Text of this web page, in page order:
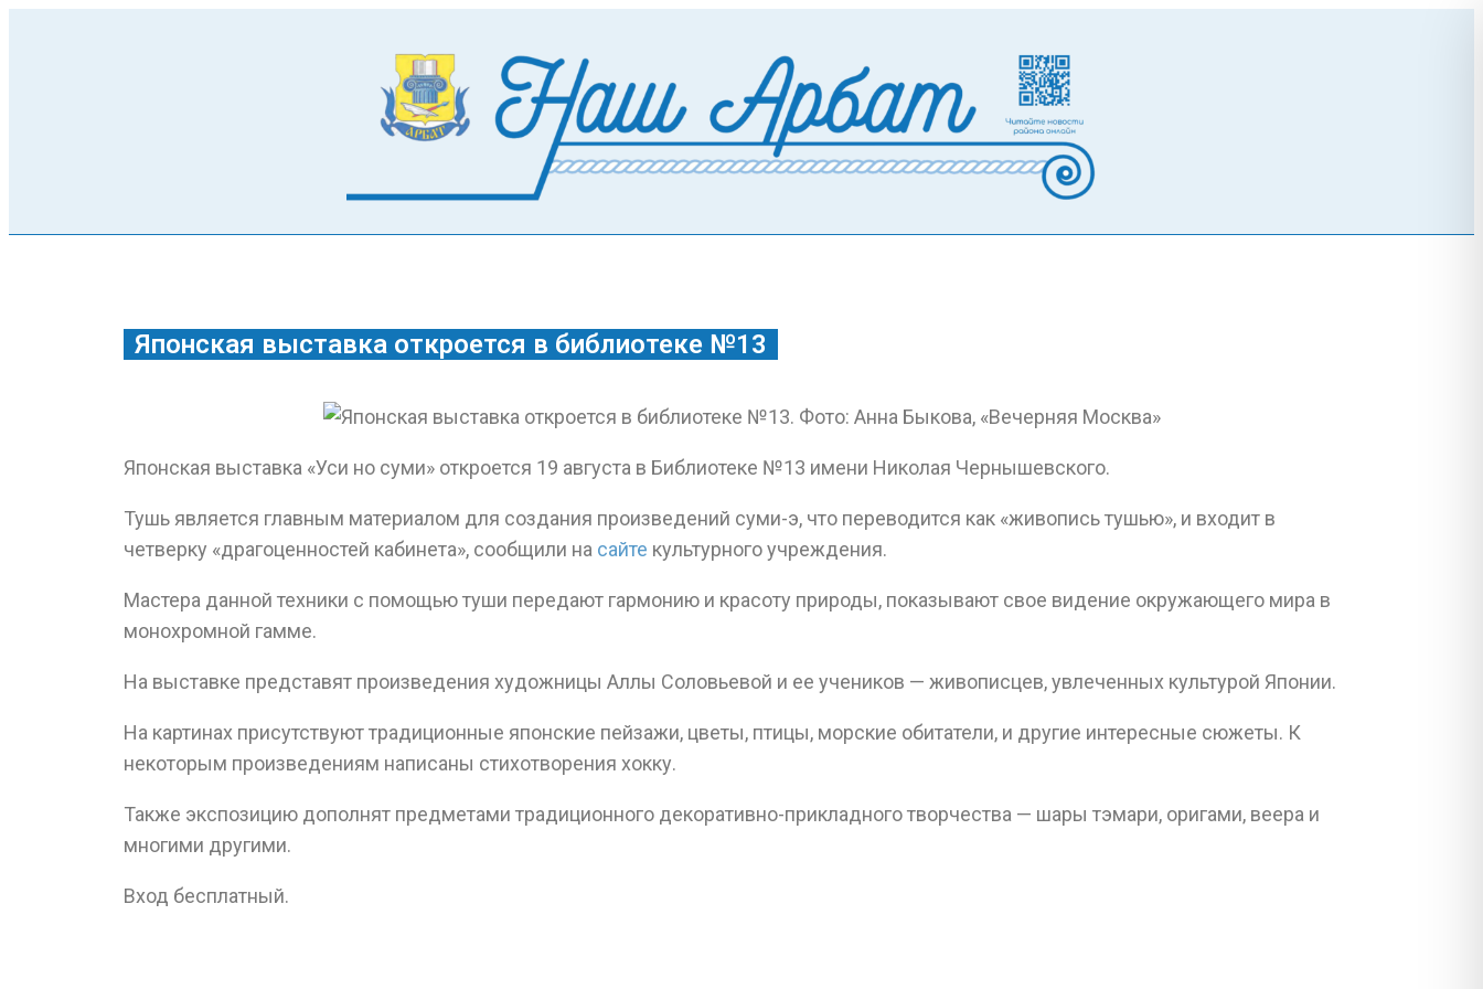
Японская выставка откроется в библиотеке №13
Японская выставка «Уси но суми» откроется 19 августа в Библиотеке №13 имени Николая Чернышевского.
Тушь является главным материалом для создания произведений суми-э, что переводится как «живопись тушью», и входит в
четверку «драгоценностей кабинета», сообщили на сайте культурного учреждения.
Мастера данной техники с помощью туши передают гармонию и красоту природы, показывают свое видение окружающего мира в
монохромной гамме.
На выставке представят произведения художницы Аллы Соловьевой и ее учеников — живописцев, увлеченных культурой Японии.
На картинах присутствуют традиционные японские пейзажи, цветы, птицы, морские обитатели, и другие интересные сюжеты. К
некоторым произведениям написаны стихотворения хокку.
Также экспозицию дополнят предметами традиционного декоративно-прикладного творчества — шары тэмари, оригами, веера и
многими другими.
Вход бесплатный.